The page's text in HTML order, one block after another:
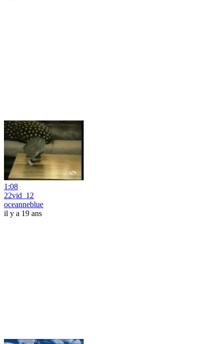
1:08
22vid_12
oceanneblue
il y a 19 ans